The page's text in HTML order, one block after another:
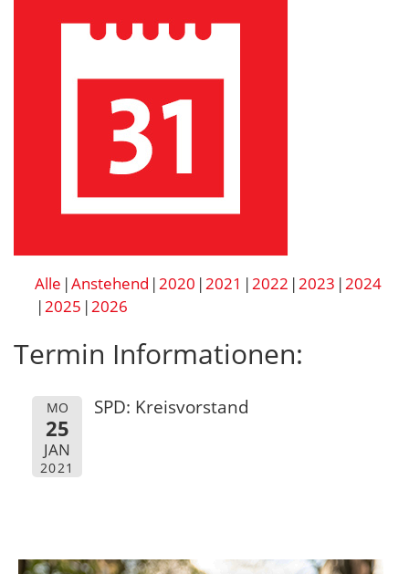
Alle Anstehend 2020 2021 2022 2023 2024
2025 2026
Termin Informationen:
MO
25
JAN
2021
SPD: Kreisvorstand